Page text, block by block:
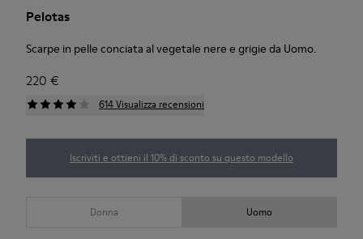
Pelotas
Scarpe in pelle conciata al vegetale nere e grigie da Uomo.
220 €
614 Visualizza recensioni
Iscriviti e ottieni il 10% di sconto su questo modello
Donna Uomo